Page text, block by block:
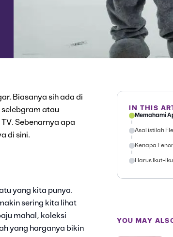
Biasanya sih ada di
atau
Sebenarnya apa
di sini.
yang kita punya.
sering kita lihat
mahal, koleksi
yang harganya bikin
IN THIS
Memahami
Asal istilah
Kenapa
Harus Ikut-
YOU MAY